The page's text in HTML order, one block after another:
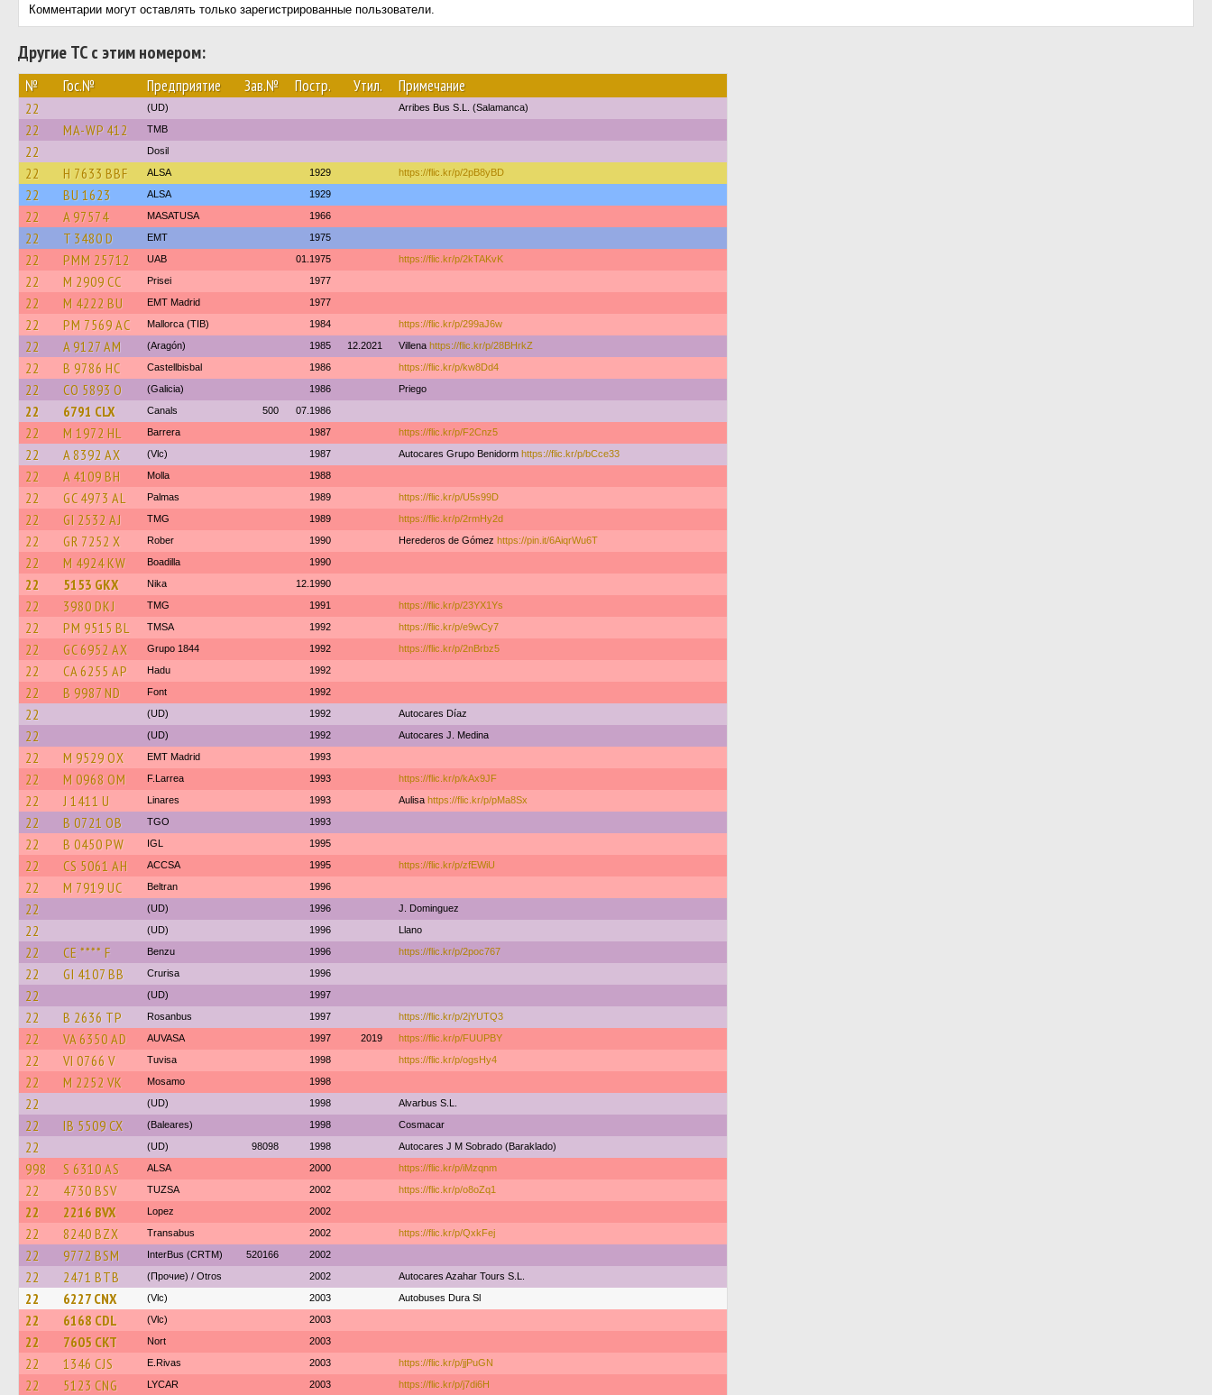
Комментарии могут оставлять только зарегистрированные пользователи.
Другие ТС с этим номером:
№ Гос.№ Предприятие Зав.№ Постр. Утил. Примечание
22 (UD) Arribes Bus S.L. (Salamanca)
22 MA-WP 412 TMB
22 Dosil
22 H 7633 BBF ALSA 1929 https://flic.kr/p/2pB8yBD
22 BU 1623 ALSA 1929
22 A 97574 MASATUSA 1966
22 T 3480 D EMT 1975
22 PMM 25712 UAB 01.1975 https://flic.kr/p/2kTAKvK
22 M 2909 CC Prisei 1977
22 M 4222 BU EMT Madrid 1977
22 PM 7569 AC Mallorca (TIB) 1984 https://flic.kr/p/299aJ6w
22 A 9127 AM (Aragón) 1985 12.2021 Villena https://flic.kr/p/28BHrkZ
22 B 9786 HC Castellbisbal 1986 https://flic.kr/p/kw8Dd4
22 CO 5893 O (Galicia) 1986 Priego
22 6791 CLX Canals 500 07.1986
22 M 1972 HL Barrera 1987 https://flic.kr/p/F2Cnz5
22 A 8392 AX (Vlc) 1987 Autocares Grupo Benidorm https://flic.kr/p/bCce33
22 A 4109 BH Molla 1988
22 GC 4973 AL Palmas 1989 https://flic.kr/p/U5s99D
22 GI 2532 AJ TMG 1989 https://flic.kr/p/2rmHy2d
22 GR 7252 X Rober 1990 Herederos de Gómez https://pin.it/6AiqrWu6T
22 M 4924 KW Boadilla 1990
22 5153 GKX Nika 12.1990
22 3980 DKJ TMG 1991 https://flic.kr/p/23YX1Ys
22 PM 9515 BL TMSA 1992 https://flic.kr/p/e9wCy7
22 GC 6952 AX Grupo 1844 1992 https://flic.kr/p/2nBrbz5
22 CA 6255 AP Hadu 1992
22 B 9987 ND Font 1992
22 (UD) 1992 Autocares Díaz
22 (UD) 1992 Autocares J. Medina
22 M 9529 OX EMT Madrid 1993
22 M 0968 OM F.Larrea 1993 https://flic.kr/p/kAx9JF
22 J 1411 U Linares 1993 Aulisa https://flic.kr/p/pMa8Sx
22 B 0721 OB TGO 1993
22 B 0450 PW IGL 1995
22 CS 5061 AH ACCSA 1995 https://flic.kr/p/zfEWiU
22 M 7919 UC Beltran 1996
22 (UD) 1996 J. Dominguez
22 (UD) 1996 Llano
22 CE **** F Benzu 1996 https://flic.kr/p/2poc767
22 GI 4107 BB Crurisa 1996
22 (UD) 1997
22 B 2636 TP Rosanbus 1997 https://flic.kr/p/2jYUTQ3
22 VA 6350 AD AUVASA 1997 2019 https://flic.kr/p/FUUPBY
22 VI 0766 V Tuvisa 1998 https://flic.kr/p/ogsHy4
22 M 2252 VK Mosamo 1998
22 (UD) 1998 Alvarbus S.L.
22 IB 5509 CX (Baleares) 1998 Cosmacar
22 (UD) 98098 1998 Autocares J M Sobrado (Baraklado)
998 S 6310 AS ALSA 2000 https://flic.kr/p/iMzqnm
22 4730 BSV TUZSA 2002 https://flic.kr/p/o8oZq1
22 2216 BVX Lopez 2002
22 8240 BZX Transabus 2002 https://flic.kr/p/QxkFej
22 9772 BSM InterBus (CRTM) 520166 2002
22 2471 BTB (Прочие) / Otros 2002 Autocares Azahar Tours S.L.
22 6227 CNX (Vlc) 2003 Autobuses Dura Sl
22 6168 CDL (Vlc) 2003
22 7605 CKT Nort 2003
22 1346 CJS E.Rivas 2003 https://flic.kr/p/jjPuGN
22 5123 CNG LYCAR 2003 https://flic.kr/p/j7di6H